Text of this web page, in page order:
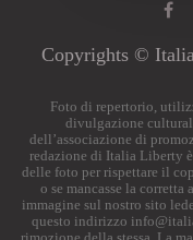
Copyrights ©
Foto di repertorio,
divulgazione
dell’associazione di
redazione di Italia Liberty
delle foto per rispettare il
o se mancasse la
immagine sul nostro sito
questo indirizzo